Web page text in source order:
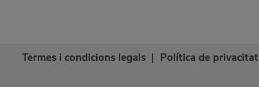
Termes i condicions legals | Política de privacitat